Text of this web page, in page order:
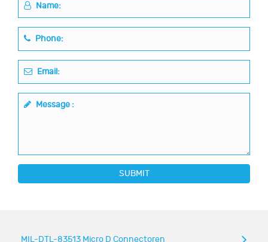
Name:
Phone:
Email:
Message :
SUBMIT
MIL-DTL-83513 Micro D Connectoren